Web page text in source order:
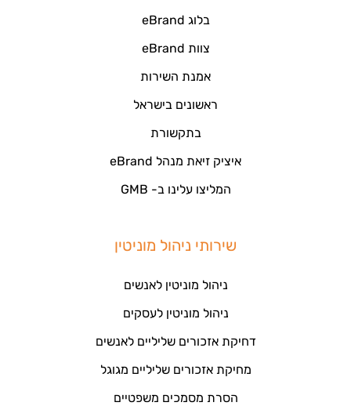
בלוג eBrand
צוות eBrand
אמנת השירות
ראשונים בישראל
בתקשורת
איציק זיאת מנהל eBrand
המליצו עלינו ב- GMB
שירותי ניהול מוניטין
ניהול מוניטין לאנשים
ניהול מוניטין לעסקים
דחיקת אזכורים שליליים לאנשים
מחיקת אזכורים שליליים מגוגל
הסרת מסמכים משפטיים